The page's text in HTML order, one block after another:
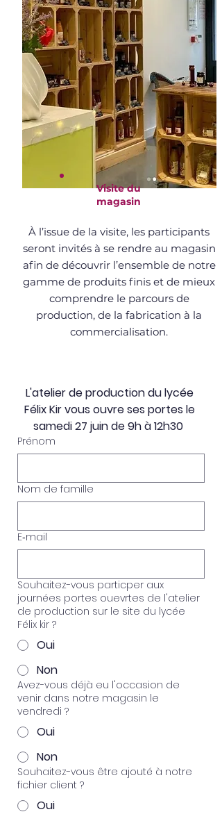
Visite du
magasin
À l’issue de la visite, les participants
seront invités à se rendre au magasin
afin de découvrir l’ensemble de notre
gamme de produits finis et de mieux
comprendre le parcours de
production, de la fabrication à la
commercialisation.
L'atelier de production du lycée
Félix Kir vous ouvre ses portes le
samedi 27 juin de 9h à 12h30
Prénom
Nom de famille
E‑mail
Souhaitez-vous particper aux
journées portes ouevrtes de l'atelier
de production sur le site du lycée
Félix kir ?
Oui
Non
Avez-vous déjà eu l'occasion de
venir dans notre magasin le
vendredi ?
Oui
Non
Souhaitez-vous être ajouté à notre
fichier client ?
Oui